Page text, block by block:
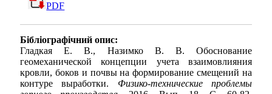
PDF
Бібліографічний опис:
Гладкая Е. В., Назимко В. В. Обоснование
геомеханической концепции учета взаимовлияния
кровли, боков и почвы на формирование смещений на
контуре выработки. Физико-технические проблемы